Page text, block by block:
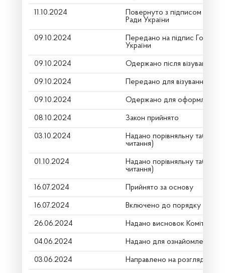
11.10.2024
Повернуто з підписом
Ради України
09.10.2024
Передано на підпис Голові
України
09.10.2024 Одержано після візування
09.10.2024 Передано для візування в
09.10.2024 Одержано для оформлення
08.10.2024 Закон прийнято
03.10.2024
Надано порівняльну
читання)
01.10.2024
Надано порівняльну
читання)
16.07.2024 Прийнято за основу
16.07.2024 Включено до порядку
26.06.2024 Надано висновок Комітету
04.06.2024 Надано для ознайомлення
03.06.2024 Направлено на розгляд